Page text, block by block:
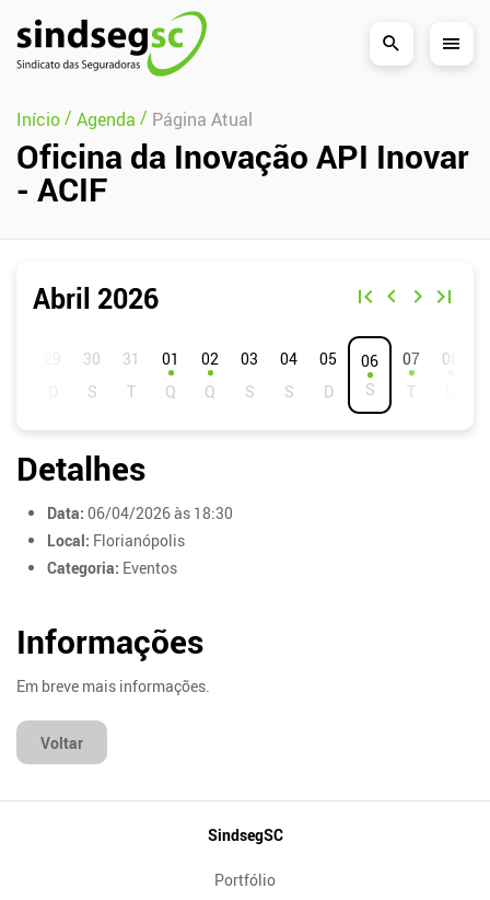
Pular Navegação (s)
Início/ Agenda / Página Atual
Oficina da Inovação API Inovar
- ACIF
Abril 2026
01 02 03 04 05 06 07 08
Detalhes
Data: 06/04/2026 às 18:30
Local: Florianópolis
Categoria: Eventos
Informações
Em breve mais informações.
Voltar
SindsegSC
Portfólio